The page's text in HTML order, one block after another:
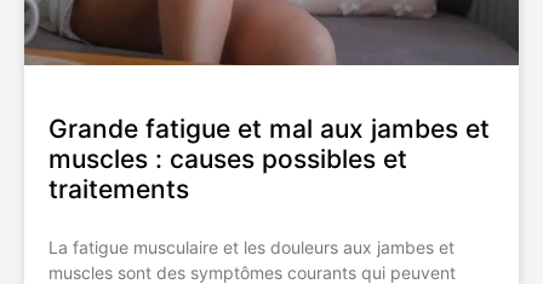
Grande fatigue et mal aux jambes et
muscles : causes possibles et
traitements
La fatigue musculaire et les douleurs aux jambes et
muscles sont des symptômes courants qui peuvent